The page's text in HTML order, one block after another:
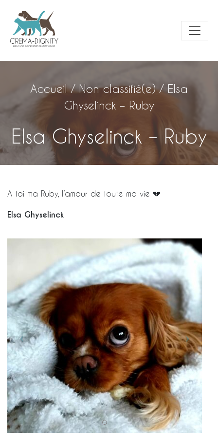
Accueil/Non classifié(e)/ Elsa
Ghyselinck – Ruby
Elsa Ghyselinck – Ruby
A toi ma Ruby, l’amour de toute ma vie 💔
Elsa Ghyselinck